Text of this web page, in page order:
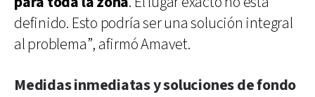
definido. Esto podría ser una solución integral
al problema”, afirmó Amavet.
Medidas inmediatas y soluciones de fondo